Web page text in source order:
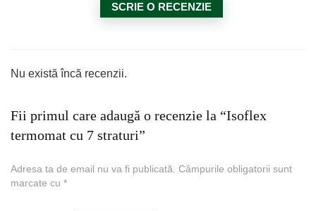
SCRIE O RECENZIE
Nu există încă recenzii.
Fii primul care adaugă o recenzie la “Isoflex
termomat cu 7 straturi”
Adresa ta de email nu va fi publicată. Câmpurile obligatorii sunt
marcate cu *